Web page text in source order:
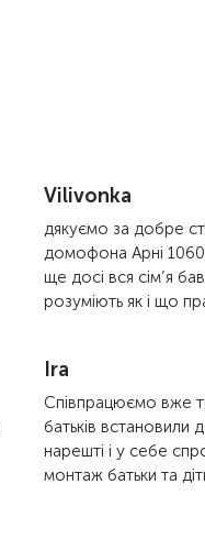
Vilivonka
дякуємо за добре
домофона Арні
ще досі вся сім’я
розуміють як і що
Ira
Співпрацюємо вже
батьків встановили
нарешті і у себе
монтаж батьки та